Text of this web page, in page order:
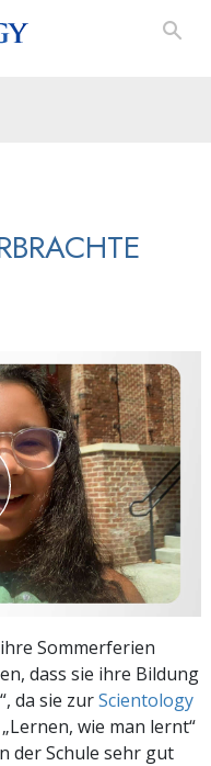
Sommerferien
dass sie ihre Bildung
da sie zurScientology
wie man lernt“
der Schule sehr gut